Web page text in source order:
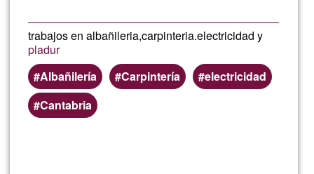
trabajos en albañileria,carpinteria.electricidad y
pladur
Albañilería
Carpintería
electricidad
Cantabria